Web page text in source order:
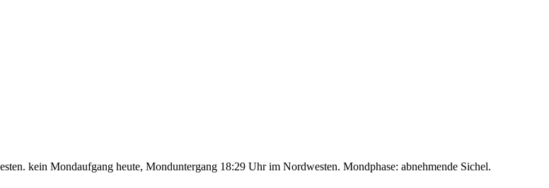
kein Mondaufgang heute, Monduntergang 18:29 Uhr im Nordwesten. Mondphase: abnehmende Sichel.